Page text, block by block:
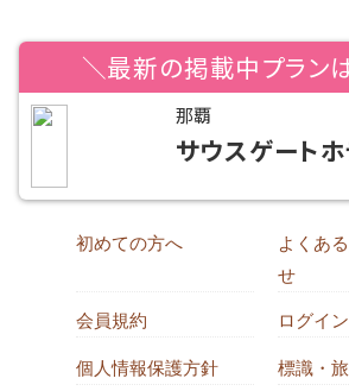
＼最新の掲載中プラン
那覇
サウスゲート
初めての方へ
よくあ
せ
会員規約 ログイン
個人情報保護方針 標識・